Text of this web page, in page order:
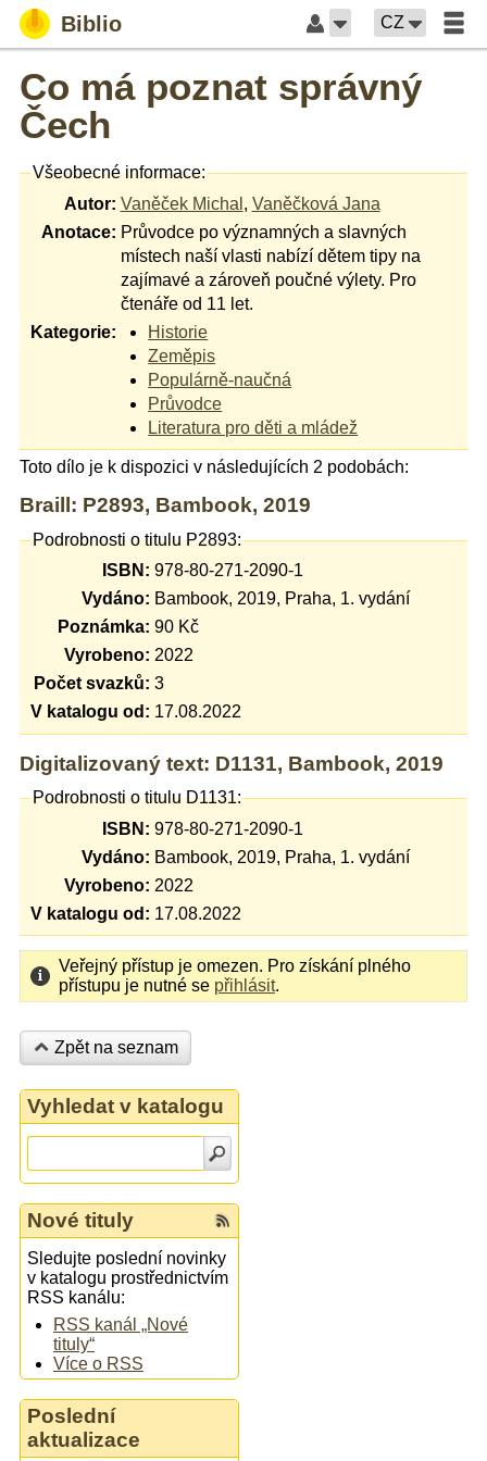
Biblio CZ
Co má poznat správný
Čech
Všeobecné informace:
Autor: Vaněček Michal , Vaněčková Jana
Anotace: Průvodce po významných a slavných
místech naší vlasti nabízí dětem tipy na
zajímavé a zároveň poučné výlety. Pro
čtenáře od 11 let.
Kategorie:
Historie
Zeměpis
Populárně-naučná
Průvodce
Literatura pro děti a mládež
Toto dílo je k dispozici v následujících 2 podobách:
Braill: P2893, Bambook, 2019
Podrobnosti o titulu P2893:
ISBN: 978-80-271-2090-1
Vydáno: Bambook, 2019, Praha, 1. vydání
Poznámka: 90 Kč
Vyrobeno: 2022
Počet svazků: 3
V katalogu od: 17.08.2022
Digitalizovaný text: D1131, Bambook, 2019
Podrobnosti o titulu D1131:
ISBN: 978-80-271-2090-1
Vydáno: Bambook, 2019, Praha, 1. vydání
Vyrobeno: 2022
V katalogu od: 17.08.2022
Veřejný přístup je omezen. Pro získání plného
přístupu je nutné se přihlásit.
Zpět na seznam
Vyhledat v katalogu
Nové tituly
Sledujte poslední novinky
v katalogu prostřednictvím
RSS kanálu:
RSS kanál „Nové
tituly“
Více o RSS
Poslední
aktualizace